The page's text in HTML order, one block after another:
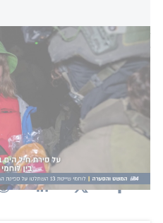
לעזה של גרתה ת'ונברג - בעולם מגנים
לגבי הטענות על
לומר שאנחנו לא צריכים
לא צריכים לחיות תחת
בחופש וכבוד".